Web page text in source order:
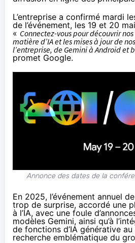
L’entreprise a confirmé mardi
de l’événement, les 19 et 20
« Connectez-vous pour découvrir
matière d’IA et les mises à jour de
l’entreprise, de Gemini à Android et
promet Google.
Annonce des dates de la
En 2025, l’événement annuel
trop de surprise, accordé une
à l’IA, avec une foule
modèles Gemini, ainsi qu’à
de fonctions d’IA générative
recherche emblématique du